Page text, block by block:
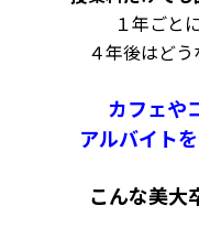
１年ごと
４年後はど
カフェや
アルバイト
こんな美大